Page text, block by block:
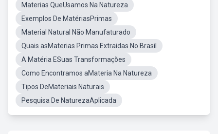
Materias QueUsamos Na Natureza
Exemplos De MatériasPrimas
Material Natural Não Manufaturado
Quais asMaterias Primas Extraidas No Brasil
A Matéria ESuas Transformações
Como Encontramos aMateria Na Natureza
Tipos DeMateriais Naturais
Pesquisa De NaturezaAplicada